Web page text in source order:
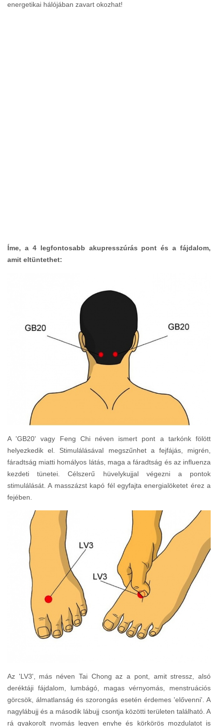
energetikai hálójában zavart okozhat!
Íme, a 4 legfontosabb akupresszúrás pont és a fájdalom,
amit eltüntethet:
A 'GB20' vagy Feng Chi néven ismert pont a tarkónk fölött
helyezkedik el. Stimulálásával megszűnhet a fejfájás, migrén,
fáradtság miatti homályos látás, maga a fáradtság és az influenza
kezdeti tünetei. Célszerű hüvelykujjal végezni a pontok
stimulálását. A masszázst kapó fél egyfajta energialöketet érez a
fejében.
Az 'LV3', más néven Tai Chong az a pont, amit stressz, alsó
deréktáji fájdalom, lumbágó, magas vérnyomás, menstruációs
görcsök, álmatlanság és szorongás esetén érdemes 'elővenni'. A
nagylábujj és a második lábujj csontja közötti területen található. A
rá gyakorolt nyomás legyen enyhe és körkörös mozdulatot is